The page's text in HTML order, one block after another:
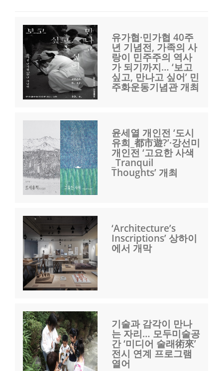
유가협·민가협 40주
년 기념전, 가족의 사
랑이 민주주의 역사
가 되기까지… ‘보고
싶고, 만나고 싶어’ 민
주화운동기념관 개최
윤세열 개인전 ‘도시
유희_都市遊?’·강선미
개인전 ‘고요한 사색
_Tranquil
Thoughts’ 개최
‘Architecture’s
Inscriptions’ 상하이
에서 개막
기술과 감각이 만나
는 자리… 모두미술공
간 ‘미디어 술래術來’
전시 연계 프로그램
열어